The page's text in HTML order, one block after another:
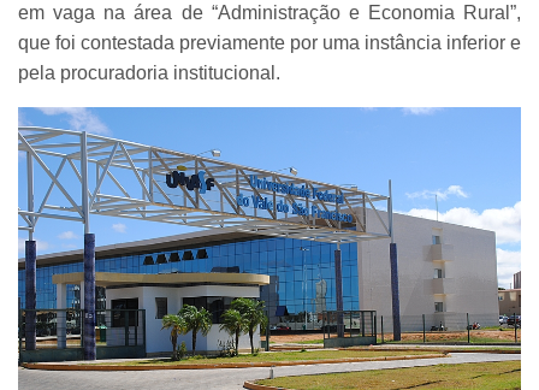
em vaga na área de “Administração e Economia Rural”,
que foi contestada previamente por uma instância inferior e
pela procuradoria institucional.